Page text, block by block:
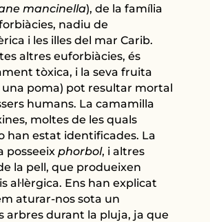
mancinella), de la família
nadiu de
i les illes del mar Carib.
altres euforbiàcies, és
tòxica, i la seva fruita
una poma) pot resultar mortal
humans. La camamilla
moltes de les quals
han estat identificades. La
posseeix phorbol, i altres
la pell, que produeixen
al·lèrgica. Ens han explicat
aturar-nos sota un
arbres durant la pluja, ja que